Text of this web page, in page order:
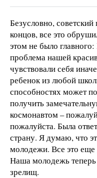
Безусловно,
концов, все это
этом не было
проблема нашей
чувствовали себя
ребенок из любой
способностях может
получить
космонавтом –
пожалуйста. Была
страну. Я думаю, что
молодежи. Все это еще
Наша молодежь теперь
зрелищ.